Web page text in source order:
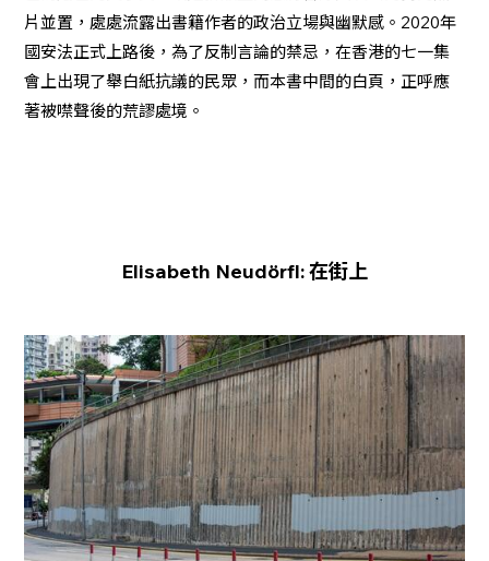
片並置，處處流露出書籍作者的政治立場與幽默感。2020年
國安法正式上路後，為了反制言論的禁忌，在香港的七一集
會上出現了舉白紙抗議的民眾，而本書中間的白頁，正呼應
著被噤聲後的荒謬處境。
Elisabeth Neudörfl: 在街上